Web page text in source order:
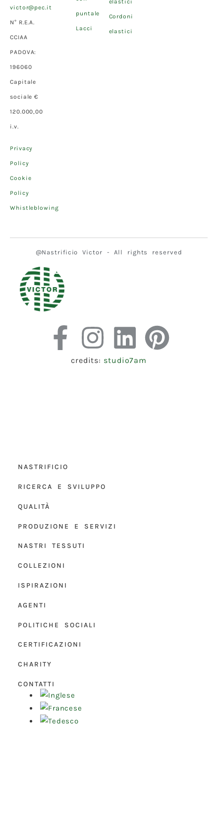
victor@pec.it
N° R.E.A.
CCIAA
PADOVA:
196060
Capitale
sociale €
120.000,00
i.v.
Privacy
Policy
Cookie
Policy
Whistleblowing
puntale
Lacci
elastici
Cordoni
elastici
@Nastrificio Victor - All rights reserved
credits: studio7am
NASTRIFICIO
RICERCA E SVILUPPO
QUALITÀ
PRODUZIONE E SERVIZI
NASTRI TESSUTI
COLLEZIONI
ISPIRAZIONI
AGENTI
POLITICHE SOCIALI
CERTIFICAZIONI
CHARITY
CONTATTI